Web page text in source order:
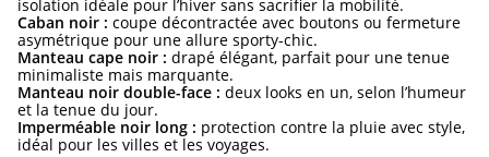
isolation idéale pour l’hiver sans sacrifier la mobilité.
Caban noir : coupe décontractée avec boutons ou fermeture
asymétrique pour une allure sporty-chic.
Manteau cape noir : drapé élégant, parfait pour une tenue
minimaliste mais marquante.
Manteau noir double-face : deux looks en un, selon l’humeur
et la tenue du jour.
Imperméable noir long : protection contre la pluie avec style,
idéal pour les villes et les voyages.